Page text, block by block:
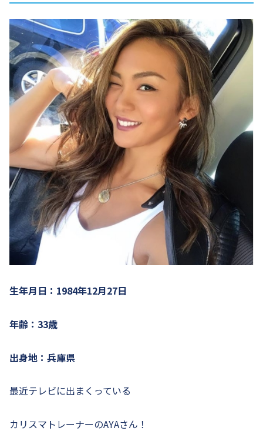
生年月日：1984年12月27日
年齢：33歳
出身地：兵庫県
最近テレビに出まくっている
カリスマトレーナーのAYAさん！